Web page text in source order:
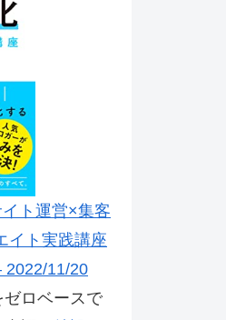
ト運営×集客
イト実践講座
2022/11/20
ロベースで